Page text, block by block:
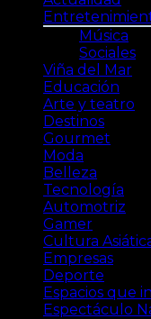
Música
Sociales
Viña del Mar
Educación
Arte y teatro
Destinos
Gourmet
Moda
Belleza
Tecnología
Automotriz
Gamer
Cultura
Empresas
Deporte
Espacios que
Espectáculo